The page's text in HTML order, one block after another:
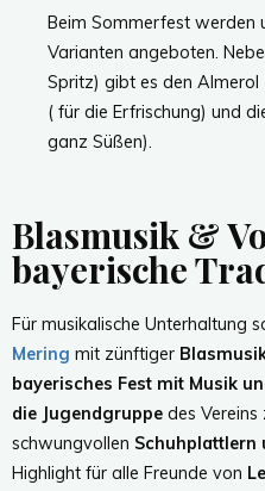
Beim Sommerfest werden
Varianten angeboten.
Spritz) gibt es den Almerol
( für die Erfrischung) und
ganz Süßen).
Blasmusik &
bayerische
Für musikalische Unterhaltung
Mering mit zünftiger
bayerisches Fest mit Musik
die Jugendgruppe des Vereins
schwungvollen Schuhplattlern
Highlight für alle Freunde von